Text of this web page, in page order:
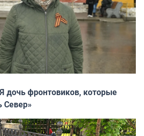
дочь фронтовиков, которые
Север»